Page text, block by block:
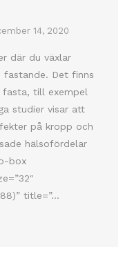
14, 2020
där du växlar
fastande. Det finns
fasta, till exempel
studier visar att
på kropp och
hälsofördelar
box
title=”…